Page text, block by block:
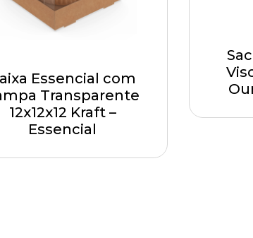
Essencial com
Transparente
12x12x12 Kraft –
Essencial